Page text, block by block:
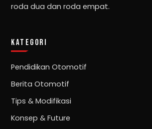
roda dua dan roda empat.
KATEGORI
Pendidikan Otomotif
Berita Otomotif
Tips & Modifikasi
Konsep & Future